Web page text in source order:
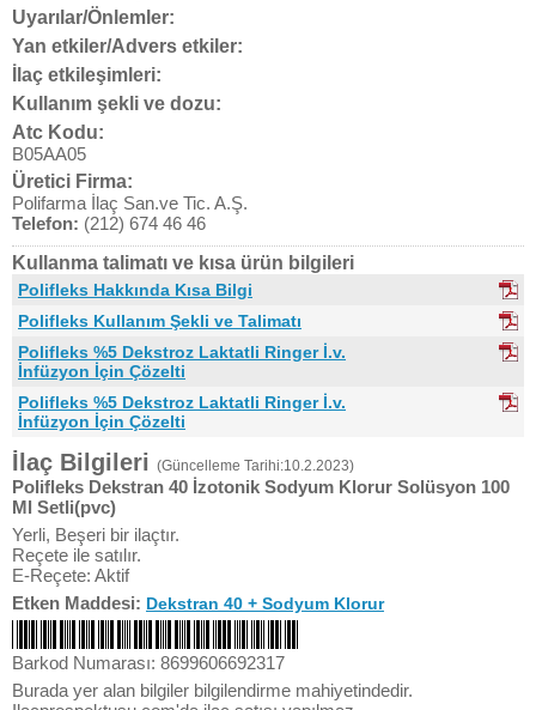
Uyarılar/Önlemler:
Yan etkiler/Advers etkiler:
İlaç etkileşimleri:
Kullanım şekli ve dozu:
Atc Kodu:
B05AA05
Üretici Firma:
Polifarma İlaç San.ve Tic. A.Ş.
Telefon: (212) 674 46 46
Kullanma talimatı ve kısa ürün bilgileri
Polifleks Hakkında Kısa Bilgi
Polifleks Kullanım Şekli ve Talimatı
Polifleks %5 Dekstroz Laktatli Ringer İ.v.
İnfüzyon İçin Çözelti
Polifleks %5 Dekstroz Laktatli Ringer İ.v.
İnfüzyon İçin Çözelti
İlaç Bilgileri (Güncelleme Tarihi:10.2.2023)
Polifleks Dekstran 40 İzotonik Sodyum Klorur Solüsyon 100
Ml Setli(pvc)
Yerli, Beşeri bir ilaçtır.
Reçete ile satılır.
E-Reçete: Aktif
Etken Maddesi: Dekstran 40 + Sodyum Klorur
Barkod Numarası: 8699606692317
Burada yer alan bilgiler bilgilendirme mahiyetindedir.